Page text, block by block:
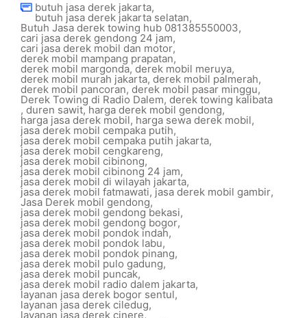
butuh jasa derek jakarta,
butuh jasa derek jakarta selatan,
Butuh Jasa derek towing hub 081385550003,
cari jasa derek gendong 24 jam,
cari jasa derek mobil dan motor,
derek mobil mampang prapatan,
derek mobil margonda,derek mobil meruya,
derek mobil murah jakarta, derek mobil palmerah,
derek mobil pancoran, derek mobil pasar minggu,
Derek Towing di Radio Dalem, derek towing kalibata
, duren sawit,harga derek mobil gendong,
harga jasa derek mobil, harga sewa derek mobil,
jasa derek mobil cempaka putih,
jasa derek mobil cempaka putih jakarta,
jasa derek mobil cengkareng,
jasa derek mobil cibinong,
jasa derek mobil cibinong 24 jam,
jasa derek mobil di wilayah jakarta,
jasa derek mobil fatmawati,jasa derek mobil gambir,
Jasa Derek mobil gendong,
jasa derek mobil gendong bekasi,
jasa derek mobil gendong bogor,
jasa derek mobil pondok indah,
jasa derek mobil pondok labu,
jasa derek mobil pondok pinang,
jasa derek mobil pulo gadung,
jasa derek mobil puncak,
jasa derek mobil radio dalem jakarta,
layanan jasa derek bogor sentul,
layanan jasa derek ciledug,
layanan jasa derek cinere,